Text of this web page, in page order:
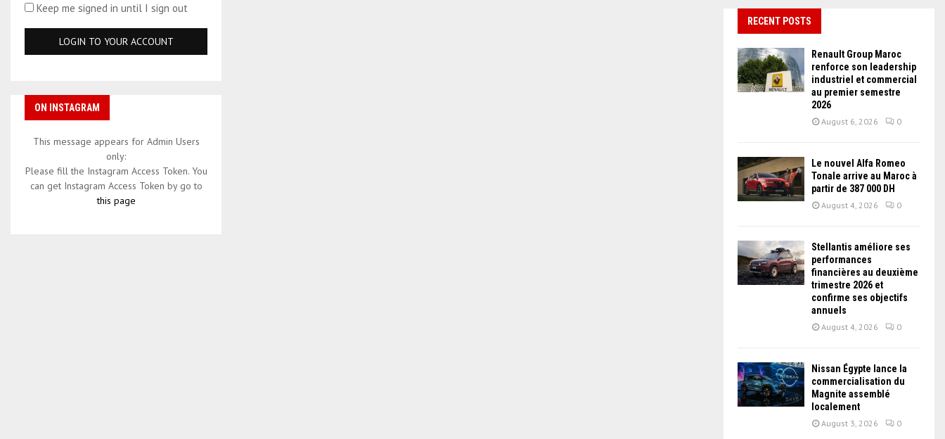
Keep me signed in until I sign out
ON INSTAGRAM
This message appears for Admin Users
only:
Please fill the Instagram Access Token. You
can get Instagram Access Token by go to
this page
RECENT POSTS
Renault Group Maroc
renforce son leadership
industriel et commercial
au premier semestre
2026
August 6, 2026 0
Le nouvel Alfa Romeo
Tonale arrive au Maroc à
partir de 387 000 DH
August 4, 2026 0
Stellantis améliore ses
performances
financières au deuxième
trimestre 2026 et
confirme ses objectifs
annuels
August 4, 2026 0
Nissan Égypte lance la
commercialisation du
Magnite assemblé
localement
August 3, 2026 0